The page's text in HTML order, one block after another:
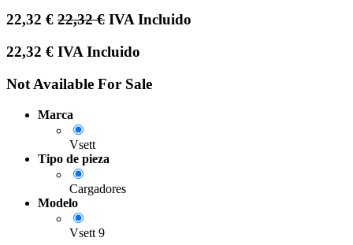
22,32 € 22,32€ IVA Incluido
22,32 € IVA Incluido
Not Available For Sale
Marca
Vsett
Tipo de pieza
Cargadores
Modelo
Vsett 9